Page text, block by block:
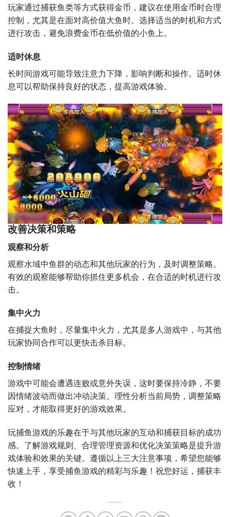
玩家通过捕获鱼类等方式获得金币，建议在使用金币时合理
控制，尤其是在面对高价值大鱼时。选择适当的时机和方式
进行攻击，避免浪费金币在低价值的小鱼上。
适时休息
长时间游戏可能导致注意力下降，影响判断和操作。适时休
息可以帮助保持良好的状态，提高游戏体验。
改善决策和策略
观察和分析
观察水域中鱼群的动态和其他玩家的行为，及时调整策略。
有效的观察能够帮助你抓住更多机会，在合适的时机进行攻
击。
集中火力
在捕捉大鱼时，尽量集中火力，尤其是多人游戏中，与其他
玩家协同合作可以更快击杀目标。
控制情绪
游戏中可能会遭遇连败或意外失误，这时要保持冷静，不要
因情绪波动而做出冲动决策。理性分析当前局势，调整策略
应对，才能取得更好的游戏效果。
玩捕鱼游戏的乐趣在于与其他玩家的互动和捕获目标的成功
感。了解游戏规则、合理管理资源和优化决策策略是提升游
戏体验和效果的关键。遵循以上三大注意事项，希望您能够
快速上手，享受捕鱼游戏的精彩与乐趣！祝您好运，捕获丰
收！